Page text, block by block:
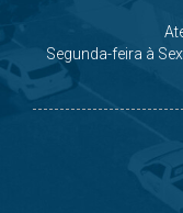
Segunda-feira à